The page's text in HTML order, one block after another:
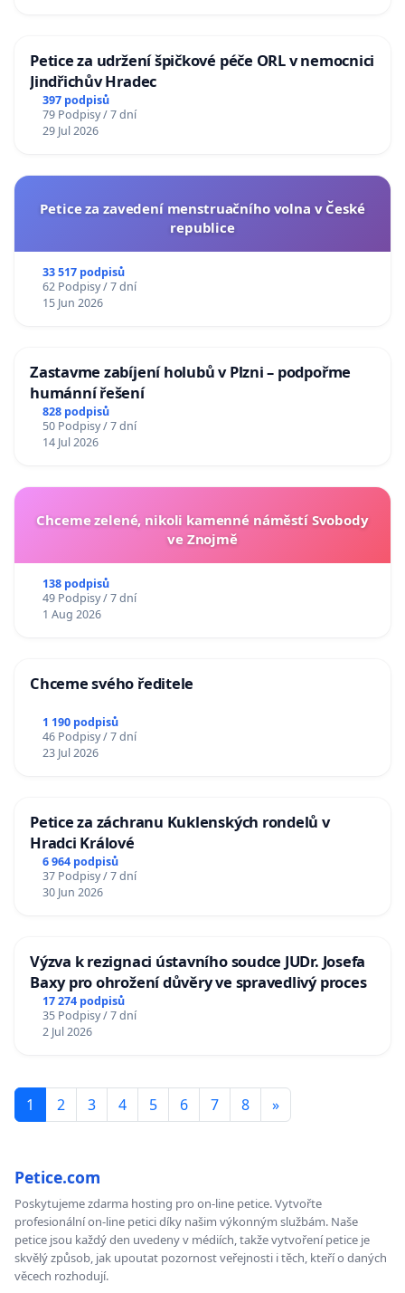
Petice za udržení špičkové péče ORL v nemocnici
Jindřichův Hradec
397 podpisů
79 Podpisy / 7 dní
29 Jul 2026
Petice za zavedení menstruačního volna v České
republice
33 517 podpisů
62 Podpisy / 7 dní
15 Jun 2026
Zastavme zabíjení holubů v Plzni – podpořme
humánní řešení
828 podpisů
50 Podpisy / 7 dní
14 Jul 2026
Chceme zelené, nikoli kamenné náměstí Svobody
ve Znojmě
138 podpisů
49 Podpisy / 7 dní
1 Aug 2026
Chceme svého ředitele
1 190 podpisů
46 Podpisy / 7 dní
23 Jul 2026
Petice za záchranu Kuklenských rondelů v
Hradci Králové
6 964 podpisů
37 Podpisy / 7 dní
30 Jun 2026
Výzva k rezignaci ústavního soudce JUDr. Josefa
Baxy pro ohrožení důvěry ve spravedlivý proces
17 274 podpisů
35 Podpisy / 7 dní
2 Jul 2026
1 2 3 4 5 6 7 8 »
Petice.com
Poskytujeme zdarma hosting pro on-line petice. Vytvořte
profesionální on-line petici díky našim výkonným službám. Naše
petice jsou každý den uvedeny v médiích, takže vytvoření petice je
skvělý způsob, jak upoutat pozornost veřejnosti i těch, kteří o daných
věcech rozhodují.